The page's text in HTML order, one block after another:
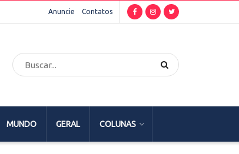
Anuncie Contatos
MUNDO GERAL COLUNAS